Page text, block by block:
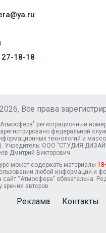
18-18
Все права
регистрационный
федеральной
технологий и
Учредитель: ООО "СТУДИЯ
Дмитрий Викторович
может содержать материалы
любой информации и
сайт “Атмосфера” обязательна.
зрения авторов.
Реклама Контакты